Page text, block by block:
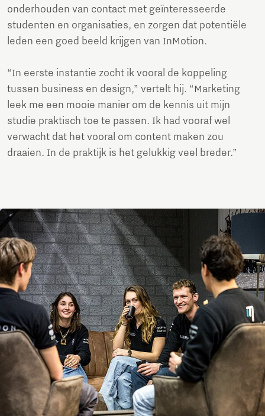
onderhouden van contact met geïnteresseerde
studenten en organisaties, en zorgen dat potentiële
leden een goed beeld krijgen van InMotion.
“In eerste instantie zocht ik vooral de koppeling
tussen business en design,” vertelt hij. “Marketing
leek me een mooie manier om de kennis uit mijn
studie praktisch toe te passen. Ik had vooraf wel
verwacht dat het vooral om content maken zou
draaien. In de praktijk is het gelukkig veel breder.”